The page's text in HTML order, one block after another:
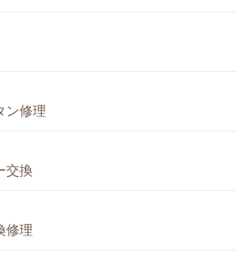
ン修理
交換
修理